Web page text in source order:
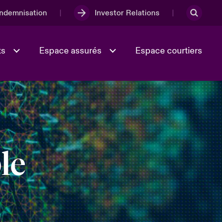
Investor Relations
Culture et valeurs
Lumière sur la transition
énergétique 2026
Full Spectrum Cyber
Les Incidents Cybers qui auraient
pu être évités
Espace assurés Espace courtiers